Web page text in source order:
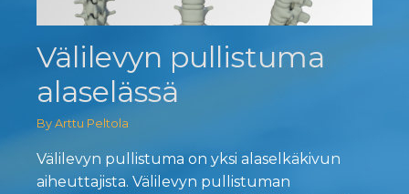
Välilevyn pullistuma
alaselässä
By Arttu Peltola
Välilevyn pullistuma on yksi alaselkäkivun
aiheuttajista. Välilevyn pullistuman